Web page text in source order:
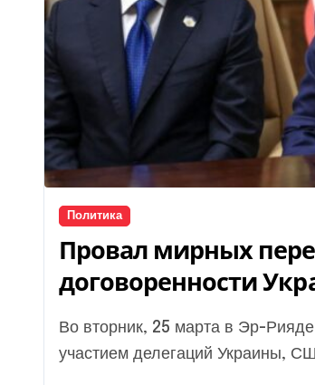
Политика
Провал мирных
договоренности
Во вторник, 25 марта в Эр-Рияде завершился трехдневный переговорный марафон с
участием делегаций Украины,